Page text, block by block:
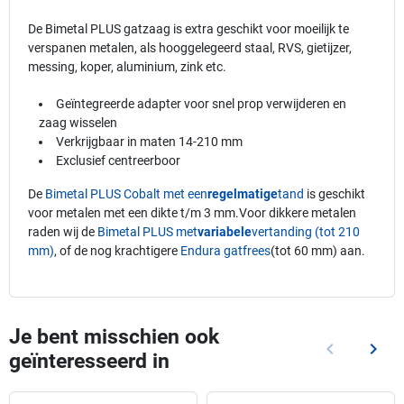
De Bimetal PLUS gatzaag is extra geschikt voor moeilijk te
verspanen metalen, als hooggelegeerd staal, RVS, gietijzer,
messing, koper, aluminium, zink etc.
Geïntegreerde adapter voor snel prop verwijderen en
zaag wisselen
Verkrijgbaar in maten 14-210 mm
Exclusief centreerboor
De Bimetal PLUS Cobalt met eenregelmatigetand is geschikt
voor metalen met een dikte t/m 3 mm.Voor dikkere metalen
raden wij de Bimetal PLUS metvariabelevertanding (tot 210
mm), of de nog krachtigere Endura gatfrees(tot 60 mm) aan.
Je bent misschien ook
geïnteresseerd in
Vorige
keyboard_arrow_left keyboard_arrow_right